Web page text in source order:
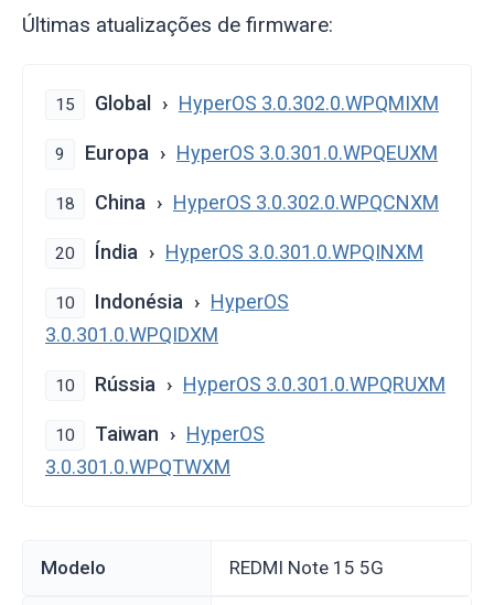
Últimas atualizações de firmware:
15 Global HyperOS 3.0.302.0.WPQMIXM
9 Europa HyperOS 3.0.301.0.WPQEUXM
18 China HyperOS 3.0.302.0.WPQCNXM
20 Índia HyperOS 3.0.301.0.WPQINXM
10 Indonésia
HyperOS
3.0.301.0.WPQIDXM
10 Rússia HyperOS 3.0.301.0.WPQRUXM
10 Taiwan
HyperOS
3.0.301.0.WPQTWXM
Modelo REDMI Note 15 5G